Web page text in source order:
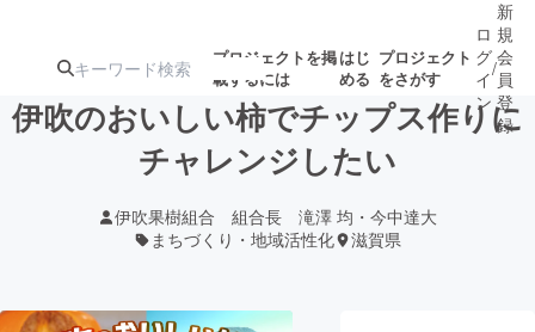
プロジェクトを掲
載するには
はじ
める
プロジェクト
をさがす
ターン
注目の新着プロ
ジェクト
募集終了が近いプ
ロジェクト
もうすぐ公開
されます
アート・写真
ロ
グ
イ
ン
/
新
規
会
員
登
録
伊吹のおいしい柿でチップス作りに
チャレンジしたい
伊吹果樹組合 組合長 滝澤 均・今中達大
まちづくり・地域活性化
滋賀県